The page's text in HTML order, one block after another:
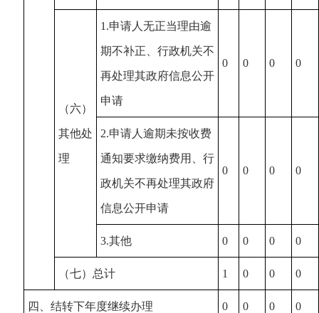
（六）
其他处
理
1.申请人无正当理由逾
期不补正、行政机关不
再处理其政府信息公开
申请
0 0 0 0
2.申请人逾期未按收费
通知要求缴纳费用、行
政机关不再处理其政府
信息公开申请
0 0 0 0
3.其他 0 0 0 0
（七）总计 1 0 0 0
四、结转下年度继续办理 0 0 0 0